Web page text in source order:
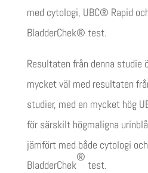
med cytologi, UBC® Rapid
BladderChek® test.
Resultaten från denna studie
mycket väl med resultaten
studier, med en mycket hög
för särskilt högmaligna
jämfört med både cytologi
BladderChek
®
test.